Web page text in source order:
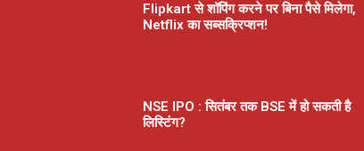
Flipkart से शॉपिंग करने पर बिना पैसे मिलेगा,
Netflix का सब्सक्रिप्शन!
NSE IPO : सितंबर तक BSE में हो सकती है
लिस्टिंग?